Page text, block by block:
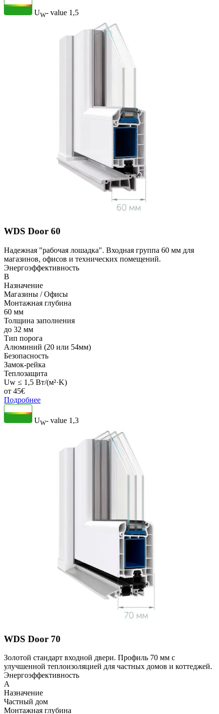
UW- value 1,5
WDS Door 60
Надежная "рабочая лошадка". Входная группа 60 мм для
магазинов, офисов и технических помещений.
Энергоэффективность
B
Назначение
Магазины / Офисы
Монтажная глубина
60 мм
Толщина заполнения
до 32 мм
Тип порога
Алюминий (20 или 54мм)
Безопасность
Замок-рейка
Теплозащита
Uw ≤ 1,5 Вт/(м²·K)
от 45€
Подробнее
UW- value 1,3
WDS Door 70
Золотой стандарт входной двери. Профиль 70 мм с
улучшенной теплоизоляцией для частных домов и коттеджей.
Энергоэффективность
A
Назначение
Частный дом
Монтажная глубина